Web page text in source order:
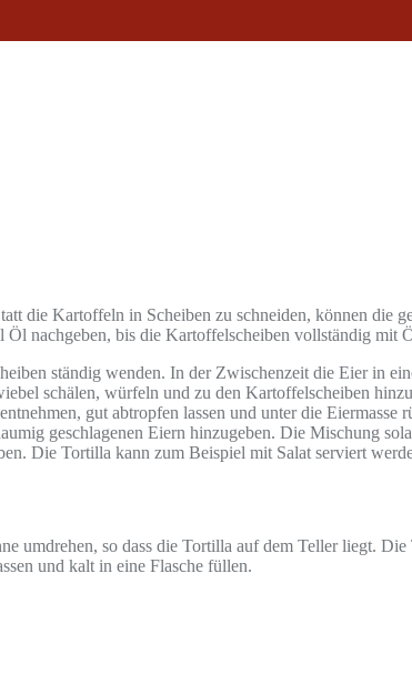
die Kartoffeln in Scheiben zu schneiden, können die
nachgeben, bis die Kartoffelscheiben vollständig mit
ständig wenden. In der Zwischenzeit die Eier in
schälen, würfeln und zu den Kartoffelscheiben
gut abtropfen lassen und unter die
geschlagenen Eiern hinzugeben. Die Mischung
Die Tortilla kann zum Beispiel mit Salat serviert
umdrehen, so dass die Tortilla auf dem Teller liegt.
und kalt in eine Flasche füllen.